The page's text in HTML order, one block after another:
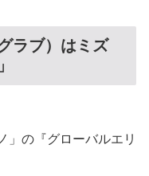
ラブ）はミズ
」の『グローバルエリ